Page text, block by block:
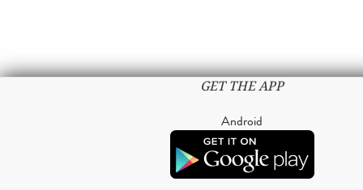
GET THE APP
Android